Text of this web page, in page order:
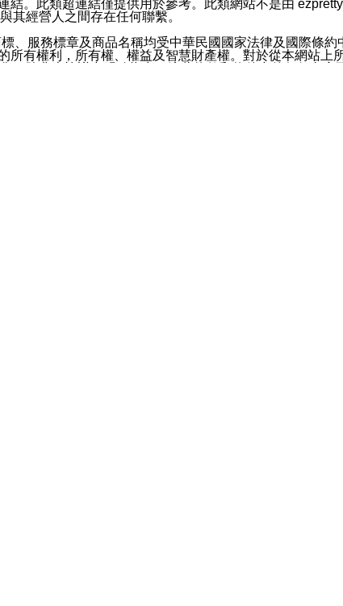
。此類超連結僅提供用於參考。此類網站不是由
其經營人之間存在任何聯繫。
服務標章及商品名稱均受中華民國國家法律及國際條約
有權利，所有權、權益及智慧財產權。對於從本網站